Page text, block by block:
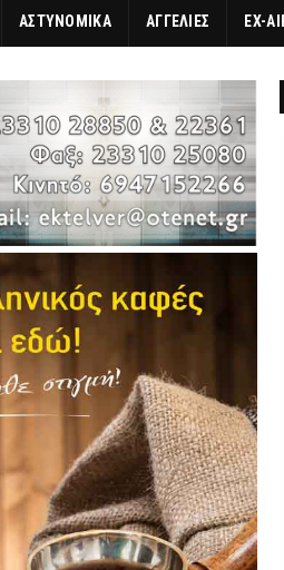
ΑΣΤΥΝΟΜΙΚΑ ΑΓΓΕΛΙΕΣ EX-